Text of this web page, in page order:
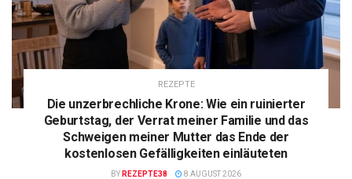
REZEPTE
Die unzerbrechliche Krone: Wie ein ruinierter
Geburtstag, der Verrat meiner Familie und das
Schweigen meiner Mutter das Ende der
kostenlosen Gefälligkeiten einläuteten
BY REZEPTE38 8 AUGUST 2026